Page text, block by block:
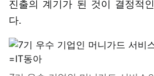
진출의 계기가 된 것이 결정적
다.